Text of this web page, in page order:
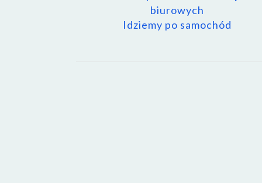
biurowych
Idziemy po samochód